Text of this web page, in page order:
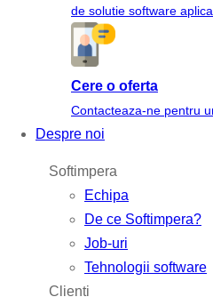
de solutie software
Cere o oferta
Contacteaza-ne pentru
Despre noi
Softimpera
Echipa
De ce Softimpera?
Job-uri
Tehnologii software
Clienti